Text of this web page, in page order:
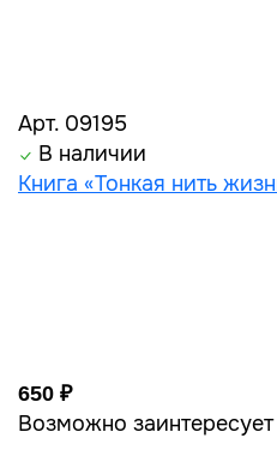
Арт. 09195
В наличии
Книга «Тонкая нить
650 ₽
Возможно заинтересует